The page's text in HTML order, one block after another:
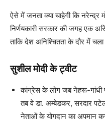
ऐसे में जनता क्या चाहेगी कि
निर्णयकारी सरकार की जगह एक
ताकि देश अनिश्चितता के दौर में
सुशील मोदी के ट्वीट
कांग्रेस के लोग जब नेहरू-गांधी
तब वे डा. अम्बेडकर, सरदार
नेताओं के योगदान का अपमान